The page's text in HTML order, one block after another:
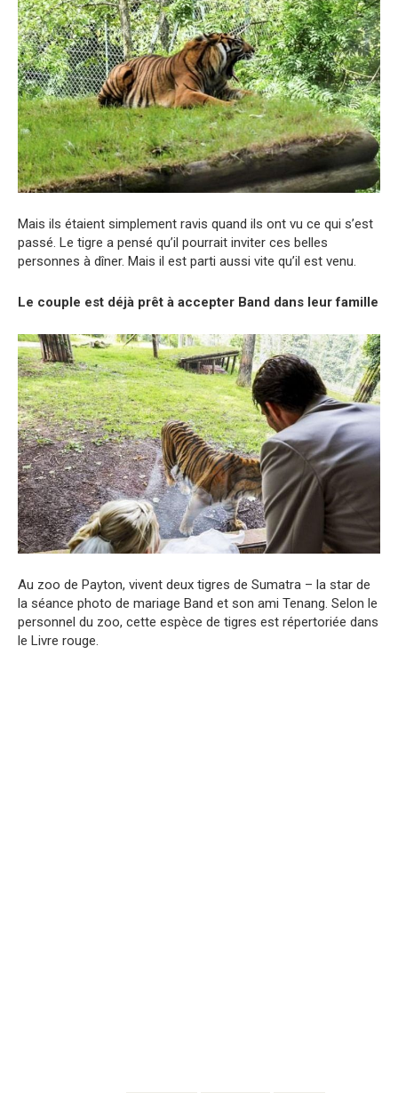
Mais ils étaient simplement ravis quand ils ont vu ce qui s’est
passé. Le tigre a pensé qu’il pourrait inviter ces belles
personnes à dîner. Mais il est parti aussi vite qu’il est venu.
Le couple est déjà prêt à accepter Band dans leur famille
Au zoo de Payton, vivent deux tigres de Sumatra – la star de
la séance photo de mariage Band et son ami Tenang. Selon le
personnel du zoo, cette espèce de tigres est répertoriée dans
le Livre rouge.